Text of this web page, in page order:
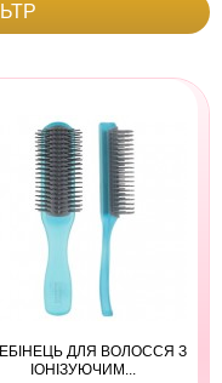
ДЛЯ ВОЛОССЯ З
ІОНІЗУЮЧИМ...